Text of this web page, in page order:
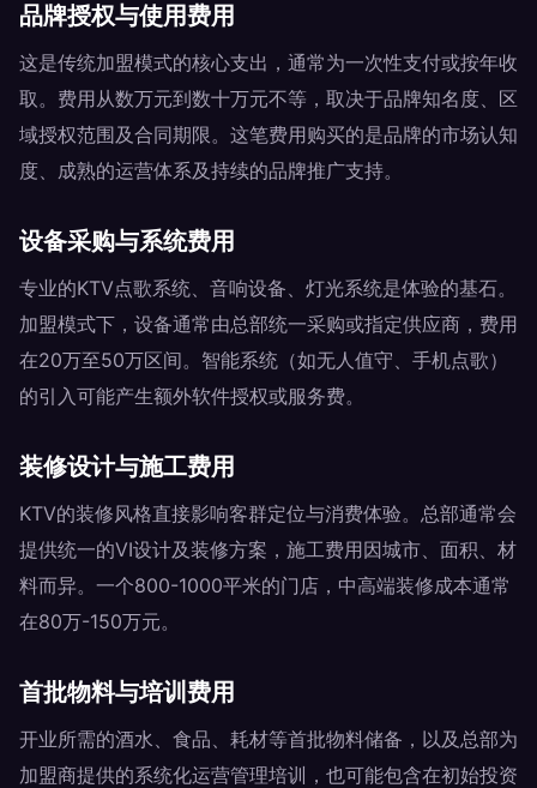
品牌授权与使用费用
这是传统加盟模式的核心支出，通常为一次性支付或按年收
取。费用从数万元到数十万元不等，取决于品牌知名度、区
域授权范围及合同期限。这笔费用购买的是品牌的市场认知
度、成熟的运营体系及持续的品牌推广支持。
设备采购与系统费用
专业的KTV点歌系统、音响设备、灯光系统是体验的基石。
加盟模式下，设备通常由总部统一采购或指定供应商，费用
在20万至50万区间。智能系统（如无人值守、手机点歌）
的引入可能产生额外软件授权或服务费。
装修设计与施工费用
KTV的装修风格直接影响客群定位与消费体验。总部通常会
提供统一的VI设计及装修方案，施工费用因城市、面积、材
料而异。一个800-1000平米的门店，中高端装修成本通常
在80万-150万元。
首批物料与培训费用
开业所需的酒水、食品、耗材等首批物料储备，以及总部为
加盟商提供的系统化运营管理培训，也可能包含在初始投资